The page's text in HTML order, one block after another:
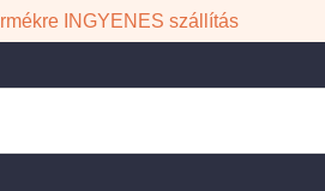
INGYENES szállítás